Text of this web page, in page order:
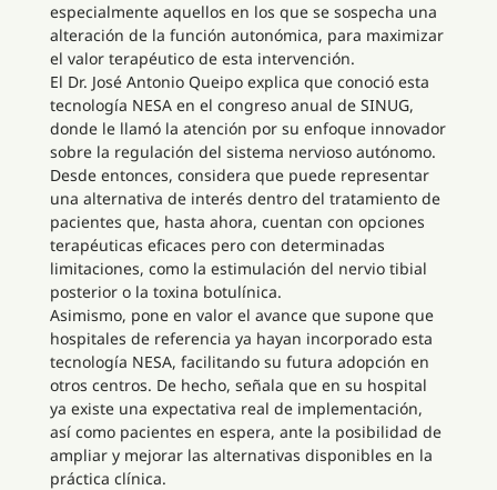
especialmente aquellos en los que se sospecha una
alteración de la función autonómica, para maximizar
el valor terapéutico de esta intervención.
El Dr. José Antonio Queipo explica que conoció esta
tecnología NESA en el congreso anual de SINUG,
donde le llamó la atención por su enfoque innovador
sobre la regulación del sistema nervioso autónomo.
Desde entonces, considera que puede representar
una alternativa de interés dentro del tratamiento de
pacientes que, hasta ahora, cuentan con opciones
terapéuticas eficaces pero con determinadas
limitaciones, como la estimulación del nervio tibial
posterior o la toxina botulínica.
Asimismo, pone en valor el avance que supone que
hospitales de referencia ya hayan incorporado esta
tecnología NESA, facilitando su futura adopción en
otros centros. De hecho, señala que en su hospital
ya existe una expectativa real de implementación,
así como pacientes en espera, ante la posibilidad de
ampliar y mejorar las alternativas disponibles en la
práctica clínica.